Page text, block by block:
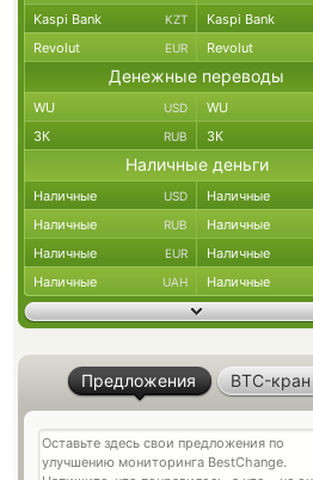
Kaspi Bank KZT Kaspi Bank
Revolut EUR Revolut
Денежные переводы
WU USD WU
ЗК RUB ЗК
Наличные деньги
Наличные USD Наличные
Наличные RUB Наличные
Наличные EUR Наличные
Наличные UAH Наличные
Предложения BTC-кран